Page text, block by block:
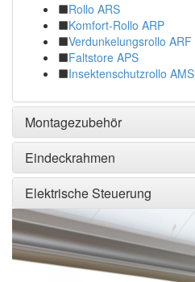
Rollo ARS
Komfort-Rollo ARP
Verdunkelungsrollo ARF
Faltstore APS
Insektenschutzrollo AMS
Montagezubehör
Eindeckrahmen
Elektrische Steuerung